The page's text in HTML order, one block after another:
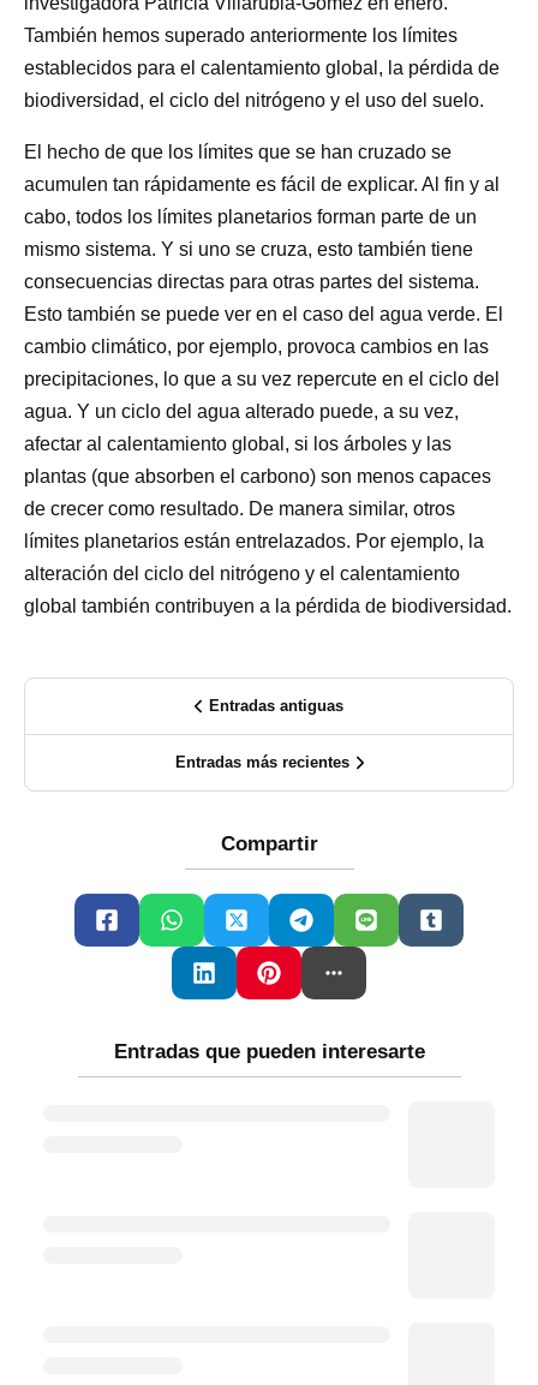
También hemos superado anteriormente los límites
establecidos para el calentamiento global, la pérdida de
biodiversidad, el ciclo del nitrógeno y el uso del suelo.
El hecho de que los límites que se han cruzado se
acumulen tan rápidamente es fácil de explicar. Al fin y al
cabo, todos los límites planetarios forman parte de un
mismo sistema. Y si uno se cruza, esto también tiene
consecuencias directas para otras partes del sistema.
Esto también se puede ver en el caso del agua verde. El
cambio climático, por ejemplo, provoca cambios en las
precipitaciones, lo que a su vez repercute en el ciclo del
agua. Y un ciclo del agua alterado puede, a su vez,
afectar al calentamiento global, si los árboles y las
plantas (que absorben el carbono) son menos capaces
de crecer como resultado. De manera similar, otros
límites planetarios están entrelazados. Por ejemplo, la
alteración del ciclo del nitrógeno y el calentamiento
global también contribuyen a la pérdida de biodiversidad.
Entradas antiguas
Entradas más recientes
Compartir
Entradas que pueden interesarte